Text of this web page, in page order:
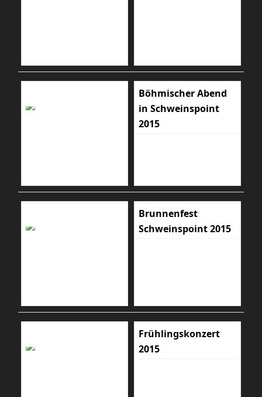
Böhmischer Abend
in Schweinspoint
2015
Brunnenfest
Schweinspoint 2015
Frühlingskonzert
2015